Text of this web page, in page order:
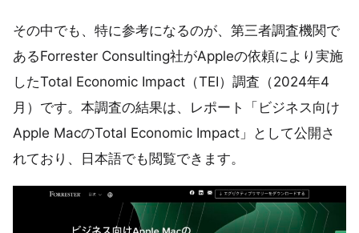
その中でも、特に参考になるのが、第三者調査機関で
あるForrester Consulting社がAppleの依頼により実施
したTotal Economic Impact（TEI）調査（2024年4
月）です。本調査の結果は、レポート「ビジネス向け
Apple MacのTotal Economic Impact」として公開さ
れており、日本語でも閲覧できます。